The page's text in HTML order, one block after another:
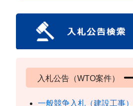
入札公告（WTO案件）
一般競争入札（建設工事）